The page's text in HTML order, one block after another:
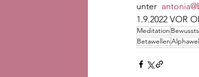
unter
1.9.2022 VOR
Meditation
Betawellen